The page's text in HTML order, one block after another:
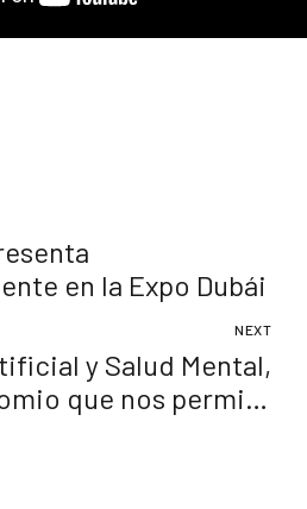
en la Expo Dubái
NEXT
y Salud Mental,
que nos permite